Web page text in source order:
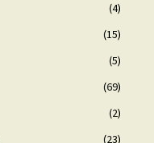
(4)
(15)
(5)
(69)
(2)
(23)